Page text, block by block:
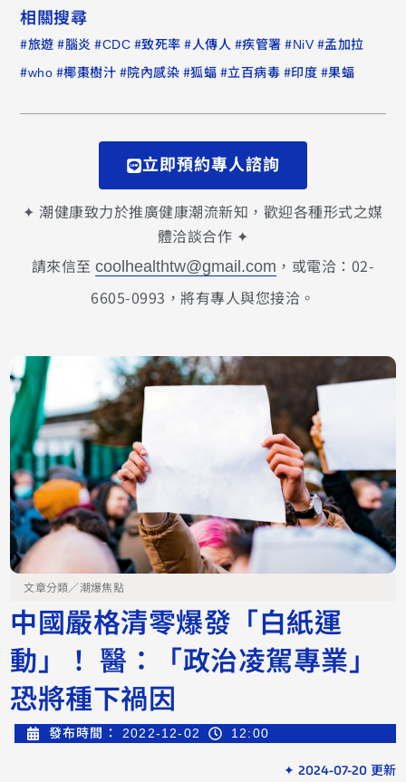
相關搜尋
#旅遊 #腦炎 #CDC #致死率 #人傳人 #疾管署 #NiV #孟加拉
#who #椰棗樹汁 #院內感染 #狐蝠 #立百病毒 #印度 #果蝠
立即預約專人諮詢
✦ 潮健康致力於推廣健康潮流新知，歡迎各種形式之媒
體洽談合作 ✦
請來信至coolhealthtw@gmail.com ，或電洽：02-
6605-0993，將有專人與您接洽。
文章分類／潮爆焦點
中國嚴格清零爆發「白紙運
動」！ 醫：「政治凌駕專業」
恐將種下禍因
發布時間： 2022-12-02 12:00
✦ 2024-07-20 更新